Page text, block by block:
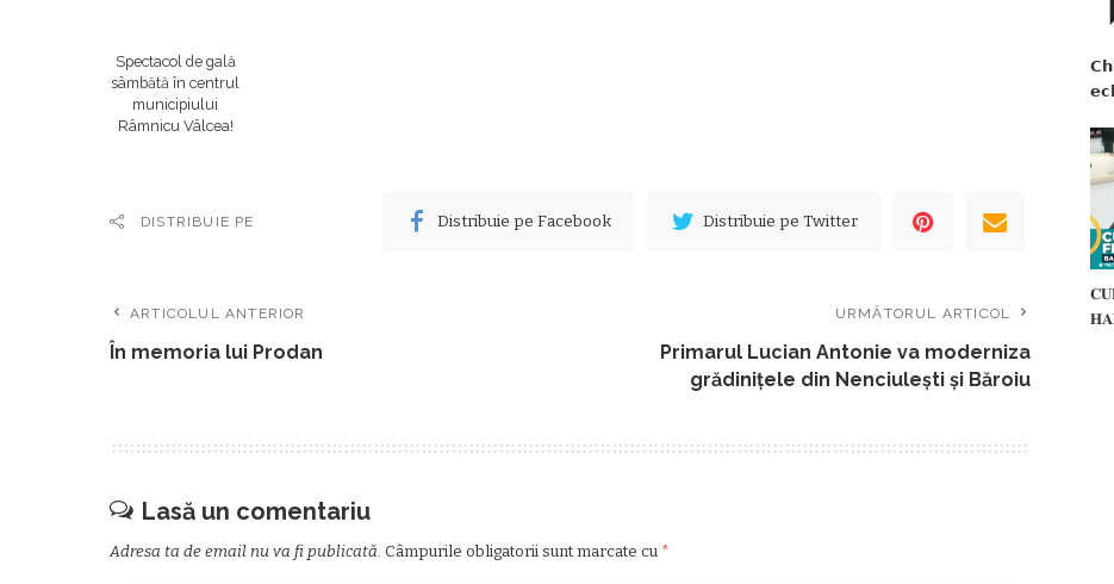
Spectacol de gală
sâmbătă în centrul
municipiului
Râmnicu Vâlcea!
DISTRIBUIE PE Distribuie pe Facebook Distribuie pe Twitter
ARTICOLUL ANTERIOR
În memoria lui Prodan
URMĂTORUL ARTICOL
Primarul Lucian Antonie va moderniza
grădiniţele din Nenciuleşti şi Băroiu
Lasă un comentariu
Adresa ta de email nu va fi publicată. Câmpurile obligatorii sunt marcate cu *